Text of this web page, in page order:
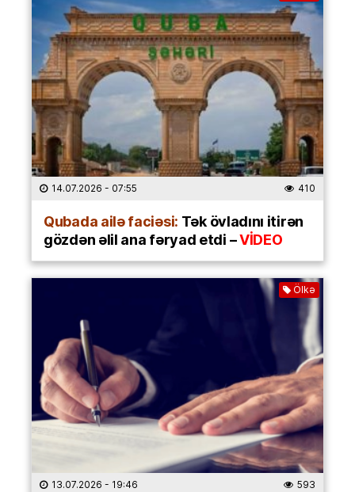
14.07.2026 - 07:55 410
Qubada ailə faciəsi: Tək övladını itirən
gözdən əlil ana fəryad etdi –VİDEO
Ölkə
13.07.2026 - 19:46 593